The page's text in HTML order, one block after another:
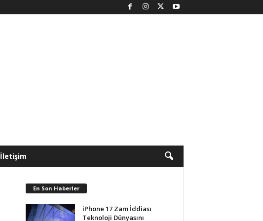
İletişim
En Son Haberler
iPhone 17 Zam İddiası
Teknoloji Dünyasını